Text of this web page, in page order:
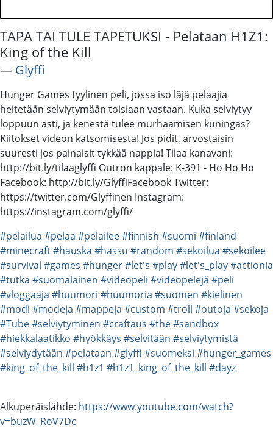
TAPA TAI TULE TAPETUKSI - Pelataan H1Z1:
King of the Kill
― Glyffi
Hunger Games tyylinen peli, jossa iso läjä pelaajia
heitetään selviytymään toisiaan vastaan. Kuka selviytyy
loppuun asti, ja kenestä tulee murhaamisen kuningas?
Kiitokset videon katsomisesta! Jos pidit, arvostaisin
suuresti jos painaisit tykkää nappia! Tilaa kanavani:
http://bit.ly/tilaaglyffi Outron kappale: K-391 - Ho Ho Ho
Facebook: http://bit.ly/GlyffiFacebook Twitter:
https://twitter.com/Glyffinen Instagram:
https://instagram.com/glyffi/
#pelailua #pelaa #pelailee#finnish #suomi #finland
#minecraft#hauska #hassu #random #sekoilua #sekoilee
#survival #games #hunger#let's #play#let's_play#actionia
#tutka #suomalainen #videopeli #videopelejä #peli
#vloggaaja #huumori #huumoria #suomen #kielinen
#modi #modeja #mappeja #custom #troll #outoja #sekoja
#Tube#selviytyminen #craftaus #the#sandbox
#hiekkalaatikko #hyökkäys #selvitään #selviytymistä
#selviydytään #pelataan #glyffi #suomeksi #hunger_games
#king_of_the_kill #h1z1 #h1z1_king_of_the_kill #dayz
Alkuperäislähde: https://www.youtube.com/watch?
v=buzW_RoV7Dc